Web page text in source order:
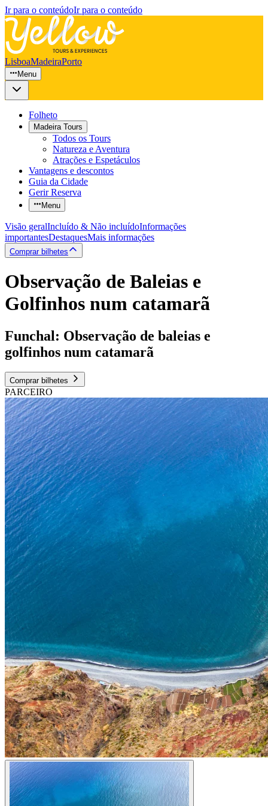
Ir para o conteúdoIr para o conteúdo
LisboaMadeiraPorto
Menu
Folheto
Madeira Tours
Todos os Tours
Natureza e Aventura
Atrações e Espetáculos
Vantagens e descontos
Guia da Cidade
Gerir Reserva
Menu
Visão geralIncluído & Não incluídoInformações
importantesDestaquesMais informações
Comprar bilhetes
Observação de Baleias e
Golfinhos num catamarã
Funchal: Observação de baleias e
golfinhos num catamarã
Comprar bilhetes
PARCEIRO